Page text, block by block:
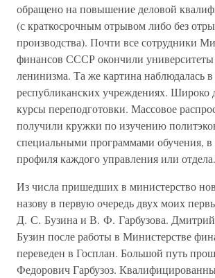
обращено на повышение деловой
(с краткосрочным отрывом либо без
производства). Почти все сотрудники
финансов СССР окончили университеты
ленинизма. Та же картина наблюдалась в
республиканских учреждениях. Широко
курсы переподготовки. Массовое
получили кружки по изучению
специальными программами обучения, в
профиля каждого управления или отдела.
Из числа пришедших в министерство
назову в первую очередь двух моих
Д. С. Бузина и В. Ф. Гарбузова.
Бузин после работы в Министерстве
переведен в Госплан. Большой путь
Федорович Гарбузоз.